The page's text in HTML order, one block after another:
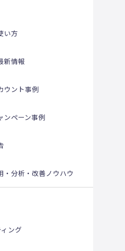
い方
新情報
ウント事例
ンペーン事例
・分析・改善ノウハウ
ング